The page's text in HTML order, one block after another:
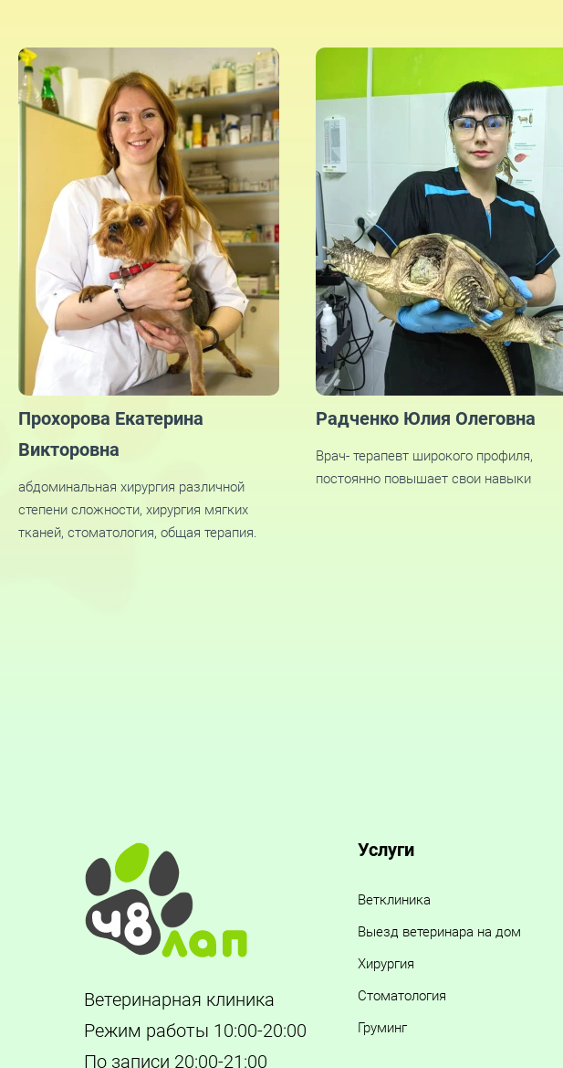
Прохорова Екатерина
Викторовна
абдоминальная хирургия различной
степени сложности, хирургия мягких
тканей, стоматология, общая терапия.
Радченко Юлия Олеговна
Врач- терапевт широкого профиля,
постоянно повышает свои навыки
Ветеринарная клиника
Режим работы 10:00-20:00
По записи 20:00-21:00
Услуги
Ветклиника
Выезд ветеринара на дом
Хирургия
Стоматология
Груминг